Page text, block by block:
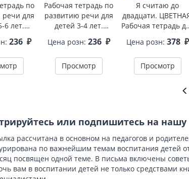
по
для
6 лет.
ФГОС
испр.
236 ₽
Рабочая тетрадь по
развитию речи для
детей 3-4 лет.
Соответствует ФГОС
ДО - 3-е изд. испр.
Цена розн: 236 ₽
Просмотр
Я считаю до
двадцати.
Рабочая тетрадь
Соответствует ФГОС
ДО
Цена розн: 378 ₽
Просмотр
или подпишитесь на
рассчитана в основном на педагогов и
по важнейшим темам воспитания детей
посвящен одной теме. В письма включены
вам в воспитании детей не только средствами